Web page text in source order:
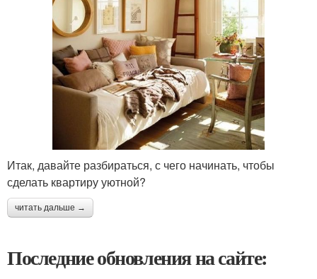
Итак, давайте разбираться, с чего начинать, чтобы
сделать квартиру уютной?
читать дальше →
Последние обновления на сайте: